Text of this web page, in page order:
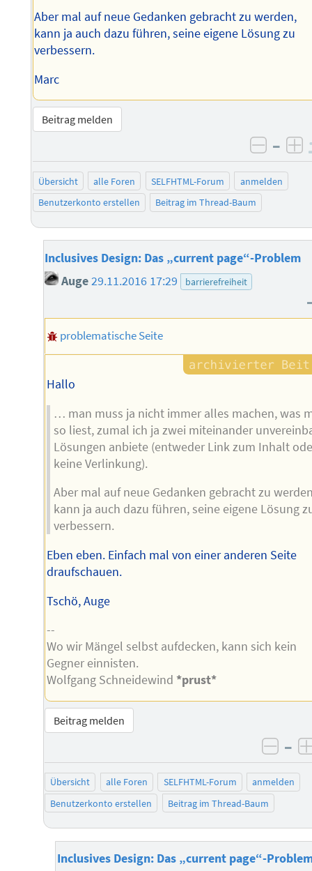
Aber mal auf neue Gedanken gebracht zu werden,
kann ja auch dazu führen, seine eigene Lösung zu
verbessern.
Marc
Beitrag melden
–
Übersicht alle Foren SELFHTML-Forum
anmelden
Benutzerkonto erstellen
Beitrag im Thread-Baum
Inclusives Design: Das „current page“-Problem
Auge29.11.2016 17:29 barrierefreiheit
problematische Seite
Hallo
… man muss ja nicht immer alles machen, was
so liest, zumal ich ja zwei miteinander
Lösungen anbiete (entweder Link zum Inhalt
keine Verlinkung).
Aber mal auf neue Gedanken gebracht zu
kann ja auch dazu führen, seine eigene Lösung
verbessern.
Eben eben. Einfach mal von einer anderen Seite
draufschauen.
Tschö, Auge
--
Wo wir Mängel selbst aufdecken, kann sich kein
Gegner einnisten.
Wolfgang Schneidewind *prust*
Beitrag melden
–
Übersicht alle Foren SELFHTML-Forum
anmelden
Benutzerkonto erstellen
Beitrag im Thread-Baum
Inclusives Design: Das „current page“-